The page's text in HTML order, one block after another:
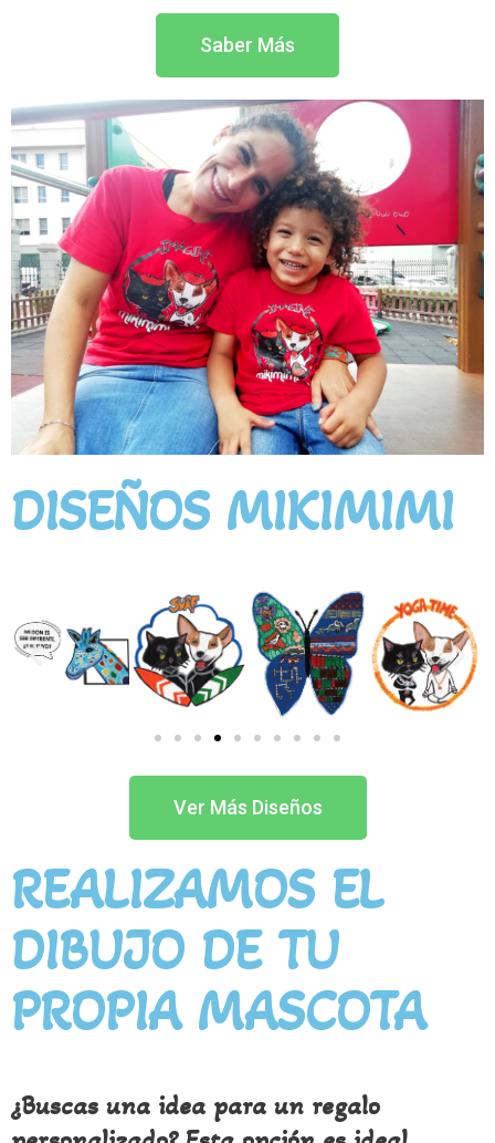
Saber Más
DISEÑOS MIKIMIMI
Ver Más Diseños
REALIZAMOS EL
DIBUJO DE TU
PROPIA MASCOTA
¿Buscas una idea para un regalo